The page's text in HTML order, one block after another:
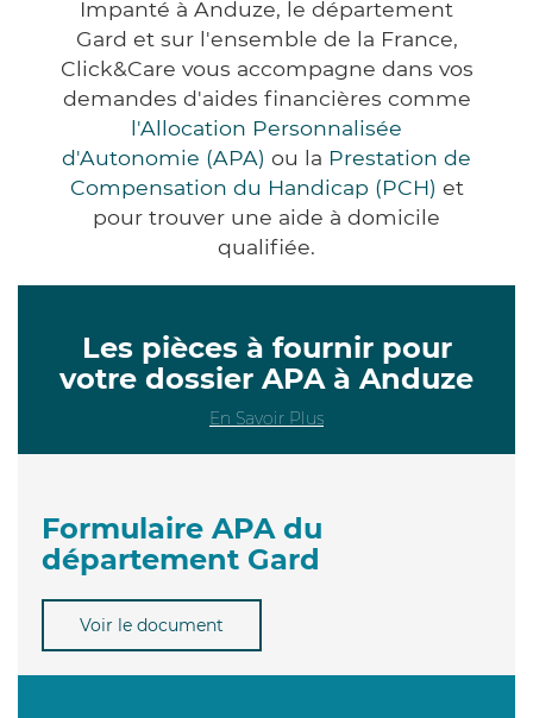
Impanté à Anduze, le département
Gard et sur l'ensemble de la France,
Click&Care vous accompagne dans vos
demandes d'aides financières comme
l'Allocation Personnalisée
d'Autonomie (APA) ou la Prestation de
Compensation du Handicap (PCH) et
pour trouver une aide à domicile
qualifiée.
Les pièces à fournir pour
votre dossier APA à Anduze
En Savoir Plus
Formulaire APA du
département Gard
Voir le document